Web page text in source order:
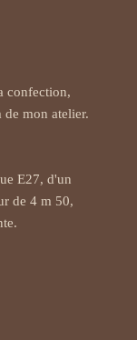
confection,
de mon atelier.
E27, d'un
de 4 m 50,